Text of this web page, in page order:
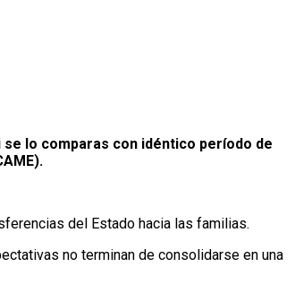
lo comparas con idéntico período de
del Estado hacia las familias.
no terminan de consolidarse en una